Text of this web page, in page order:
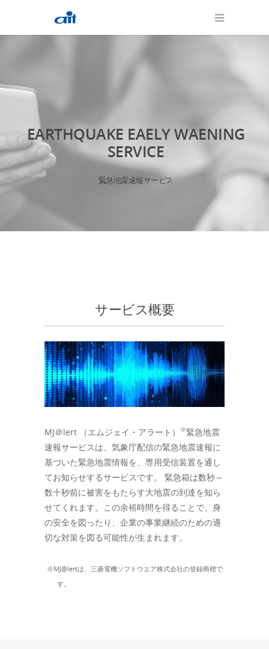
EARTHQUAKE EAELY WAENING
SERVICE
緊急地震速報サービス
サービス概要
MJ＠lert （エムジェイ・アラート） ※緊急地震
速報サービスは、気象庁配信の緊急地震速報に
基づいた緊急地震情報を、専用受信装置を通し
てお知らせするサービスです。 緊急箱は数秒～
数十秒前に被害をもたらす大地震の到達を知ら
せてくれます。この余裕時間を得ることで、身
の安全を図ったり、企業の事業継続のための適
切な対策を図る可能性が生まれます。
MJ@lertは、三菱電機ソフトウエア株式会社の登録商標で
す。